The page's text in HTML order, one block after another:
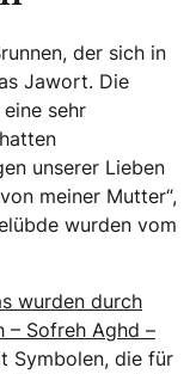
der sich in
Jawort. Die
sehr
unserer Lieben
meiner Mutter“,
wurden vom
wurden durch
– Sofreh Aghd –
Symbolen, die für